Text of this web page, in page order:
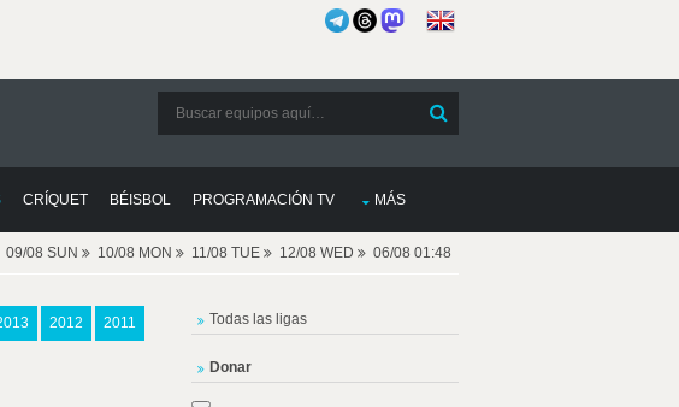
CRÍQUET BÉISBOL PROGRAMACIÓN TV MÁS
09/08 SUN 10/08 MON 11/08 TUE 12/08 WED 06/08 01:48
2012 2011 Todas las ligas
Donar